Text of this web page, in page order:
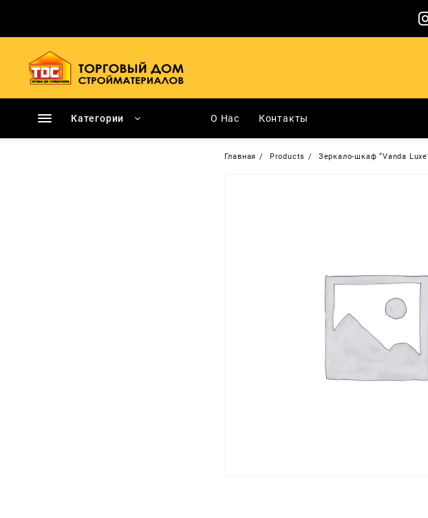
содержимому
Категории О Нас Контакты
Главная Products Зеркало-шкаф “Vanda